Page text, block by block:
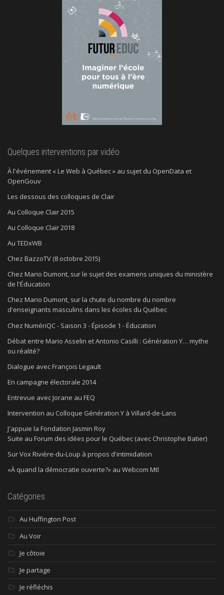
Quelques interventions par vidéo
À l'événement « Le Web à Québec » au sujet du OpenData et
OpenGouv
Les dessous des colloques de Clair
Au Colloque Clair 2015
Au Colloque Clair 2018
Au TEDxWB
Chez BazzoTV (8 octobre 2015)
Chez Mario Dumont, sur le sujet des examens uniques du ministère
de l'Éducation
Chez Mario Dumont, sur la chute du nombre du nombre
d'enseignants masculins dans les écoles du Québec
Chez NumériQC - Saison 3 - Épisode 1 - Éducation
Débat entre Mario Asselin et Antonio Casilli : Génération Y… mythe
ou réalité?
Dialogue avec François Legault
En campagne électorale 2014
Entrevue avec Jorane au FEQ
Intervention au Colloque Génération Y à Villard-de-Lans
J'appuie la Fondation Jasmin Roy
Suite au Forum des idées pour le Québec (avec Christophe Batier)
Sur Vox Rivière-du-Loup à propos d'intimidation
«À quand la démocratie ouverte?» au Webcom Mtl
Catégories
Au Huffington Post
Au Voir
Je côtoie
Je partage
Je réfléchis